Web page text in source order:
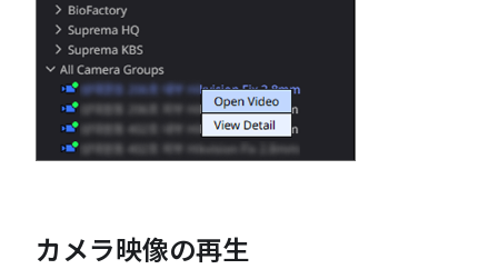
カメラ映像の再生